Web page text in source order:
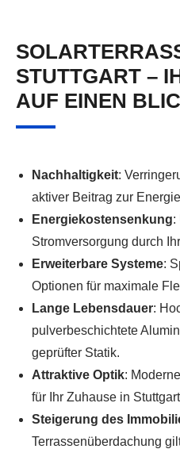
STUTTGART –
AUF EINEN
Nachhaltigkeit:
aktiver Beitrag zur
Energiekostensenkung:
Stromversorgung durch
Erweiterbare Systeme:
Optionen für maximale
Lange Lebensdauer:
pulverbeschichtete
geprüfter Statik.
Attraktive Optik:
für Ihr Zuhause in
Steigerung des
Terrassenüberdachung